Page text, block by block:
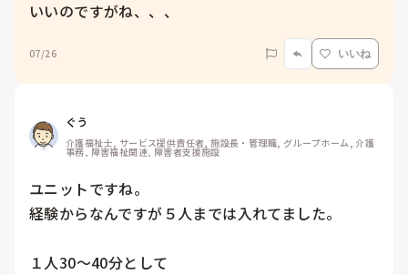
いいのですがね、、、
07/26 いいね
ぐう
介護福祉士, サービス提供責任者, 施設長・管理職, グループホーム, 介護
事務, 障害福祉関連, 障害者支援施設
ユニットですね。
経験からなんですが５人までは入れてました。
１人30〜40分として